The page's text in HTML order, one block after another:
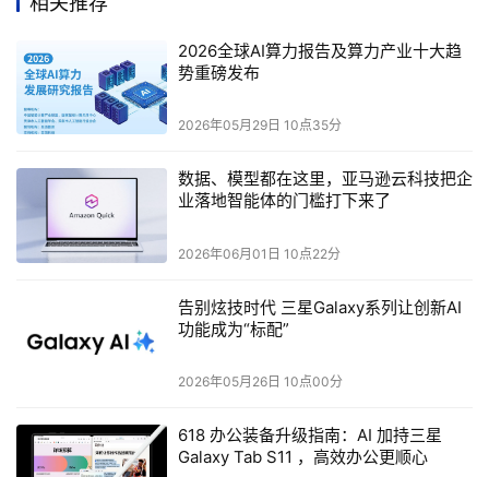
2026全球AI算力报告及算力产业十大趋
势重磅发布
2026年05月29日 10点35分
数据、模型都在这里，亚马逊云科技把企
业落地智能体的门槛打下来了
2026年06月01日 10点22分
告别炫技时代 三星Galaxy系列让创新AI
功能成为“标配”
2026年05月26日 10点00分
618 办公装备升级指南：AI 加持三星
Galaxy Tab S11 ，高效办公更顺心